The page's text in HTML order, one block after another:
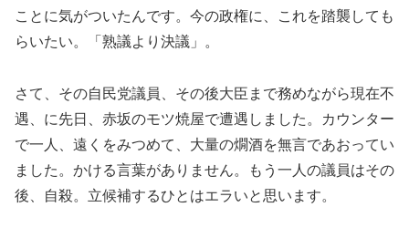
ことに気がついたんです。今の政権に、これを踏襲しても
らいたい。「熟議より決議」。
さて、その自民党議員、その後大臣まで務めながら現在不
遇、に先日、赤坂のモツ焼屋で遭遇しました。カウンター
で一人、遠くをみつめて、大量の燗酒を無言であおってい
ました。かける言葉がありません。もう一人の議員はその
後、自殺。立候補するひとはエラいと思います。